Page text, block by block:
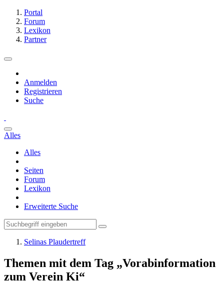
Portal
Forum
Lexikon
Partner
Anmelden
Registrieren
Suche
Alles
Alles
Seiten
Forum
Lexikon
Erweiterte Suche
Selinas Plaudertreff
Themen mit dem Tag „Vorabinformation
zum Verein Ki“